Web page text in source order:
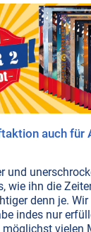
Menschen
das Beste
sich in eine
und
als
Körper.
auch für
und
wie ihn die
denn je. Wir
indes nur
vielen